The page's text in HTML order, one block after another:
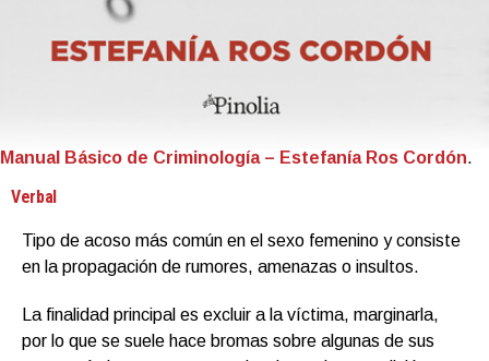
Manual Básico de Criminología – Estefanía Ros Cordón.
Verbal
Tipo de acoso más común en el sexo femenino y consiste
en la propagación de rumores, amenazas o insultos.
La finalidad principal es excluir a la víctima, marginarla,
por lo que se suele hace bromas sobre algunas de sus